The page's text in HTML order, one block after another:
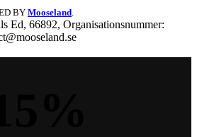
BY Mooseland.
Ed, 66892, Organisationsnummer: